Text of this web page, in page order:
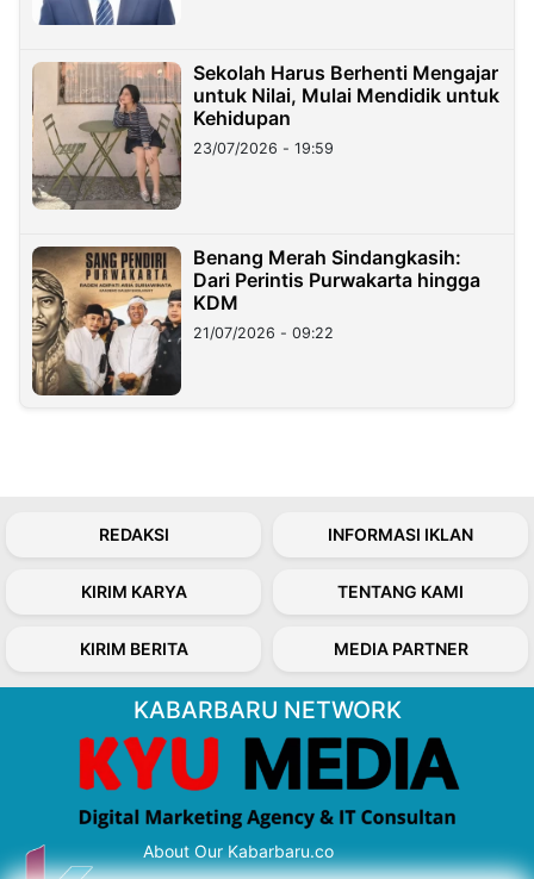
Sekolah Harus Berhenti Mengajar
untuk Nilai, Mulai Mendidik untuk
Kehidupan
23/07/2026 - 19:59
Benang Merah Sindangkasih:
Dari Perintis Purwakarta hingga
KDM
21/07/2026 - 09:22
REDAKSI INFORMASI IKLAN
KIRIM KARYA TENTANG KAMI
KIRIM BERITA MEDIA PARTNER
KABARBARU NETWORK
About Our Kabarbaru.co